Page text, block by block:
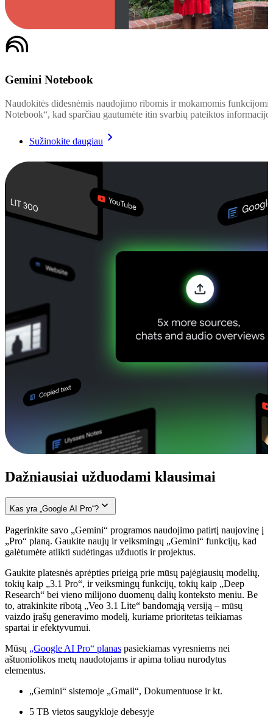
Gemini Notebook
Naudokitės didesnėmis naudojimo ribomis ir mokamomis
Notebook“, kad sparčiau gautumėte itin svarbių pateiktos
Sužinokite daugiau
Dažniausiai užduodami klausimai
Kas yra „Google AI Pro“?
Pagerinkite savo „Gemini“ programos naudojimo patirtį naujovinę į
„Pro“ planą. Gaukite naujų ir veiksmingų „Gemini“ funkcijų, kad
galėtumėte atlikti sudėtingas užduotis ir projektus.
Gaukite platesnės aprėpties prieigą prie mūsų pajėgiausių modelių,
tokių kaip „3.1 Pro“, ir veiksmingų funkcijų, tokių kaip „Deep
Research“ bei vieno milijono duomenų dalių konteksto meniu. Be
to, atrakinkite ribotą „Veo 3.1 Lite“ bandomąją versiją – mūsų
vaizdo įrašų generavimo modelį, kuriame prioritetas teikiamas
spartai ir efektyvumui.
Mūsų „Google AI Pro“ planas pasiekiamas vyresniems nei
aštuoniolikos metų naudotojams ir apima toliau nurodytus
elementus.
„Gemini“ sistemoje „Gmail“, Dokumentuose ir kt.
5 TB vietos saugykloje debesyje